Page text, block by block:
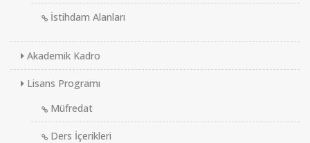
İstihdam Alanları
Akademik Kadro
Lisans Programı
Müfredat
Ders İçerikleri